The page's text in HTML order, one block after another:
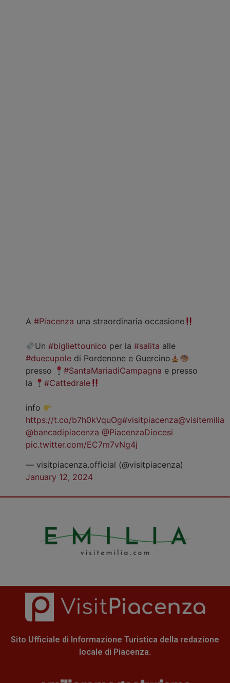
A #Piacenza una straordinaria occasione
Un#bigliettounico per la#salita alle
#duecupole di Pordenone e Guercino
presso
#SantaMariadiCampagna e presso
la
#Cattedrale
info
https://t.co/b7h0kVquOg#visitpiacenza@visitemilia
@bancadipiacenza @PiacenzaDiocesi
pic.twitter.com/EC7m7vNg4j
— visitpiacenza.official (@visitpiacenza)
January 12, 2024
Sito Ufficiale di Informazione Turistica della redazione
locale di Piacenza.